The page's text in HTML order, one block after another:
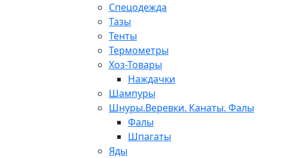
Спецодежда
Тазы
Тенты
Термометры
Хоз-Товары
Наждачки
Шампуры
Шнуры.Веревки. Канаты. Фалы
Фалы
Шпагаты
Яды